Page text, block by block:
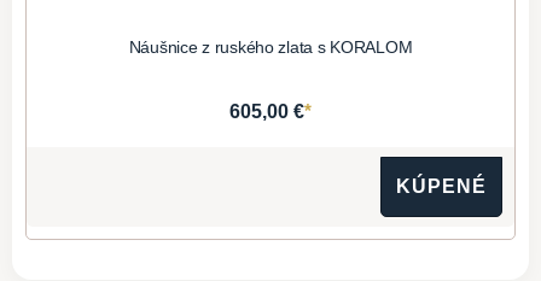
Náušnice z ruského zlata s KORALOM
605,00 €*
KÚPENÉ